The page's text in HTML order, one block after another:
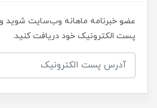
عضو خبرنامه ماهانه وب‌سایت شوید و
پست الکترونیک خود دریافت کنید.